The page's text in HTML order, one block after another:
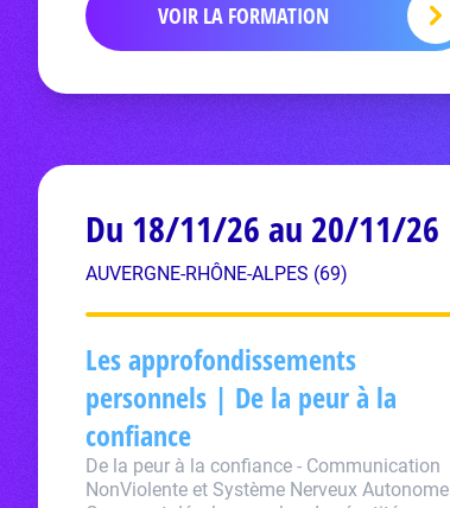
VOIR LA FORMATION
Du 18/11/26 au 20/11/26
AUVERGNE-RHÔNE-ALPES (69)
Les approfondissements
personnels | De la peur à la
confiance
De la peur à la confiance - Communication
NonViolente et Système Nerveux Autonome